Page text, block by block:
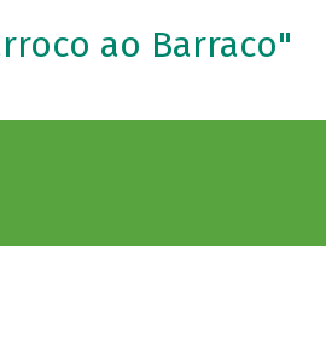
ao Barraco"